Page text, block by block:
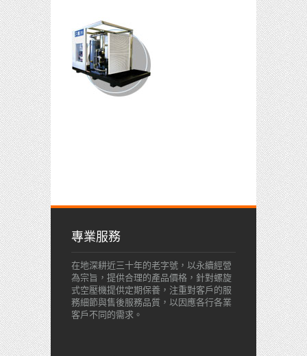
專業服務
在地深耕近三十年的老字號，以永續經營
為宗旨，提供合理的產品價格，針對螺旋
式空壓機提供定期保養，注重對客戶的服
務細節與售後服務品質，以因應各行各業
客戶不同的需求。